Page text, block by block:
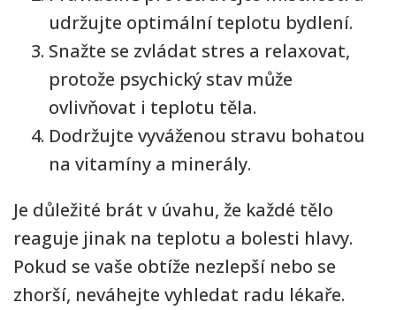
udržujte optimální teplotu bydlení.
Snažte se zvládat stres a relaxovat,
protože psychický stav může
ovlivňovat i teplotu těla.
Dodržujte vyváženou stravu bohatou
na vitamíny a minerály.
Je důležité brát v úvahu, že každé tělo
reaguje jinak na teplotu a bolesti hlavy.
Pokud se vaše obtíže nezlepší nebo se
zhorší, neváhejte vyhledat radu lékaře.